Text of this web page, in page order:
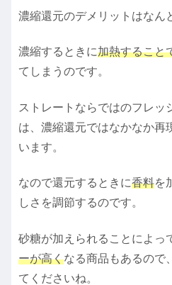
濃縮還元のデメリットはなん
濃縮するときに加熱すること
てしまうのです。
ストレートならではのフレッ
は、濃縮還元ではなかなか再
います。
なので還元するときに香料を
しさを調節するのです。
砂糖が加えられることによっ
ーが高くなる商品もあるので
てくださいね。